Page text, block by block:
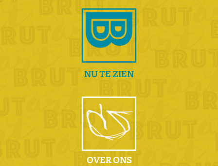
NU TE ZIEN
OVER ONS